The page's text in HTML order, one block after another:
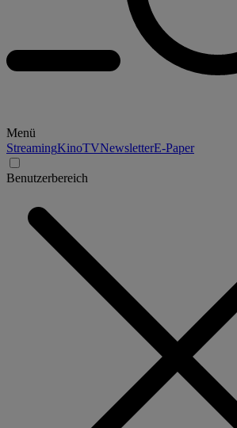
Menü
StreamingKinoTVNewsletterE-Paper
Benutzerbereich